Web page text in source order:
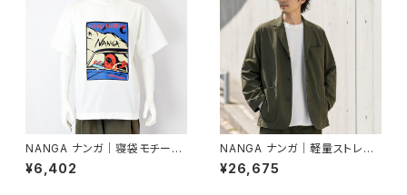
NANGA ナンガ｜寝袋モチーフ
デザイン半袖Tシャツ｜エコハ
イブリッド キープローリング T
¥6,402
NANGA ナンガ｜軽量ストレス
フリーテーラードジャケット｜ド
ットエア コンフィー ジャケット
¥26,675